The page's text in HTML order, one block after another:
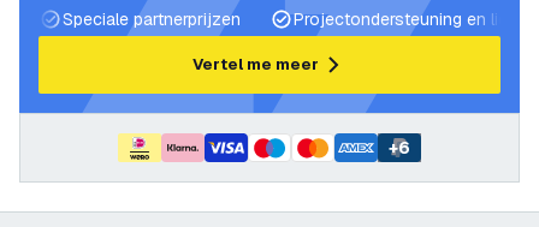
Speciale partnerprijzen
Projectondersteuning en
Vertel me meer
+6